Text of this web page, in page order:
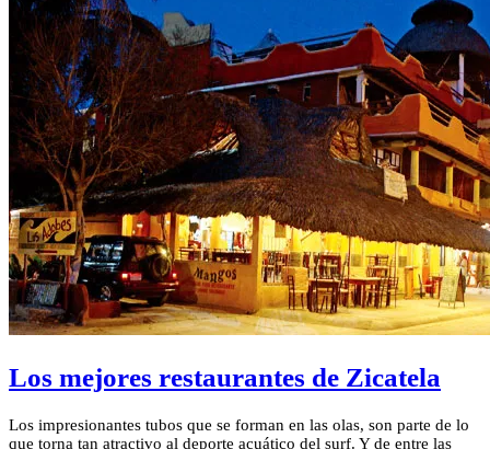
Los mejores restaurantes de Zicatela
Los impresionantes tubos que se forman en las olas, son parte de lo
que torna tan atractivo al deporte acuático del surf. Y de entre las